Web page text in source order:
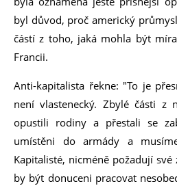
byl důvod, proč americký
částí z toho, jaká mohla být
Francii.
Anti-kapitalista řekne: "To je
není vlastenecký. Zbylé části z
opustili rodiny a přestali se
umístěni do armády a
Kapitalisté, nicméně požadují
by být donuceni pracovat